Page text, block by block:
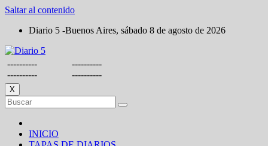
Saltar al contenido
Diario 5 -Buenos Aires, sábado 8 de agosto de 2026
----------
----------
----------
----------
X
INICIO